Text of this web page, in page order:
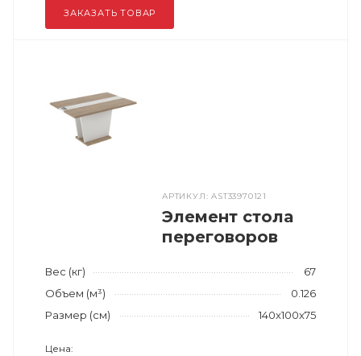
ЗАКАЗАТЬ ТОВАР
АРТИКУЛ: AST33970121
Элемент стола
переговоров
Вес (кг)
67
Объем (м³)
0.126
Размер (см)
140x100x75
Цена: